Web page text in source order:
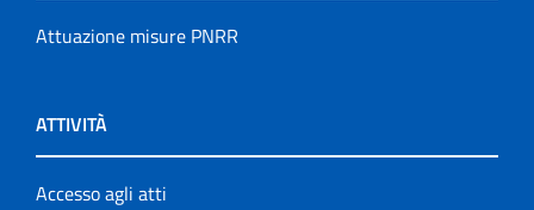
Attuazione misure PNRR
ATTIVITÀ
Accesso agli atti